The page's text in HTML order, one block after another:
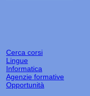
Cerca corsi
Lingue
Informatica
Agenzie formative
Opportunità